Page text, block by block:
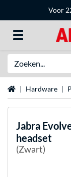
Voor
Home Hardware
Jabra
headset
(Zwart)